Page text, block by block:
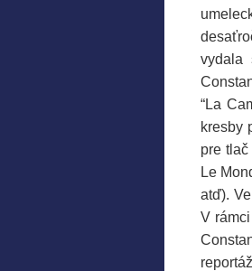
vydala
“La
kresby
pre
Le
atď).
V